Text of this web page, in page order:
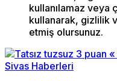
kullanılamaz veya
kullanarak, gizlilik
etmiş olursunuz.